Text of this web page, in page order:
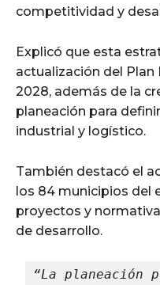
competitividad y
Explicó que esta
actualización del
2028, además de la
planeación para
industrial y logístico.
También destacó el
los 84 municipios del
proyectos y
de desarrollo.
“La planeación